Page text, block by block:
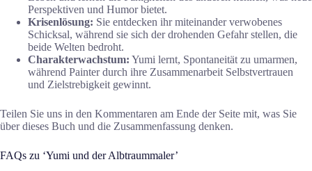
Perspektiven und Humor bietet.
Krisenlösung: Sie entdecken ihr miteinander verwobenes
Schicksal, während sie sich der drohenden Gefahr stellen, die
beide Welten bedroht.
Charakterwachstum: Yumi lernt, Spontaneität zu umarmen,
während Painter durch ihre Zusammenarbeit Selbstvertrauen
und Zielstrebigkeit gewinnt.
Teilen Sie uns in den Kommentaren am Ende der Seite mit, was Sie
über dieses Buch und die Zusammenfassung denken.
FAQs zu ‘Yumi und der Albtraummaler’